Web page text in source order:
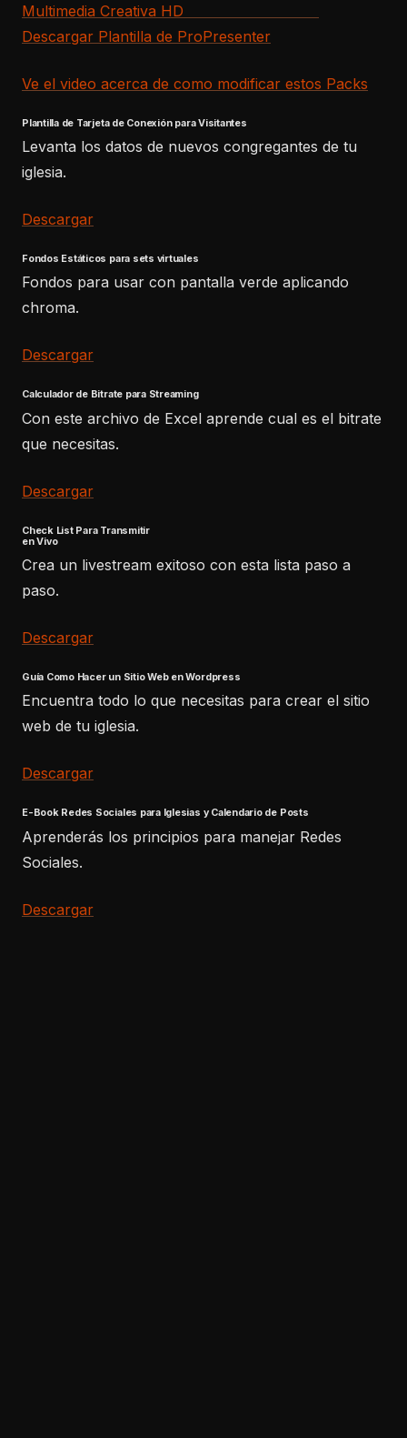
Multimedia Creativa HD
Descargar Plantilla de ProPresenter
Ve el video acerca de como modificar estos Packs
Plantilla de Tarjeta de Conexión para Visitantes
Levanta los datos de nuevos congregantes de tu
iglesia.
Descargar
Fondos Estáticos para sets virtuales
Fondos para usar con pantalla verde aplicando
chroma.
Descargar
Calculador de Bitrate para Streaming
Con este archivo de Excel aprende cual es el bitrate
que necesitas.
Descargar
Check List Para Transmitir
en Vivo
Crea un livestream exitoso con esta lista paso a
paso.
Descargar
Guía Como Hacer un Sitio Web en Wordpress
Encuentra todo lo que necesitas para crear el sitio
web de tu iglesia.
Descargar
E-Book Redes Sociales para Iglesias y Calendario de Posts
Aprenderás los principios para manejar Redes
Sociales.
Descargar